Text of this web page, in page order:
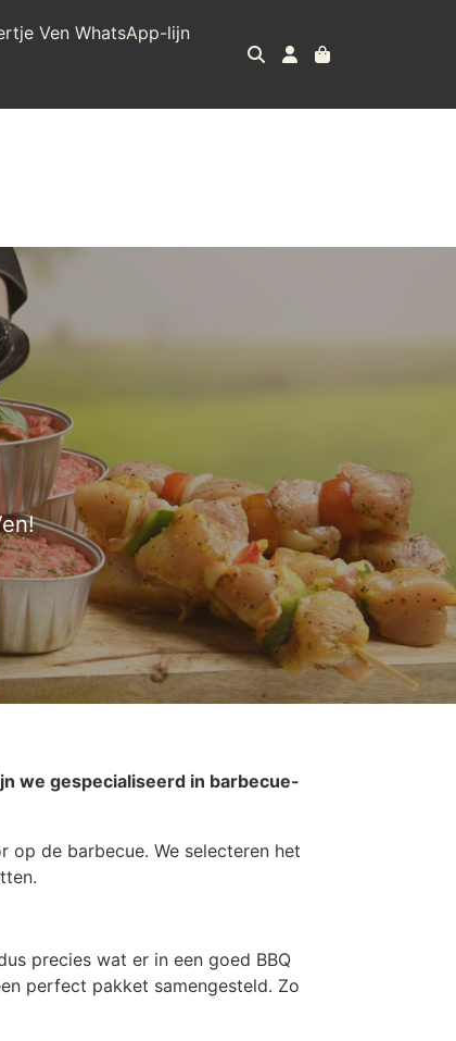
Ven WhatsApp-lijn
we gespecialiseerd in barbecue-
op de barbecue. We selecteren het
precies wat er in een goed BBQ
perfect pakket samengesteld. Zo